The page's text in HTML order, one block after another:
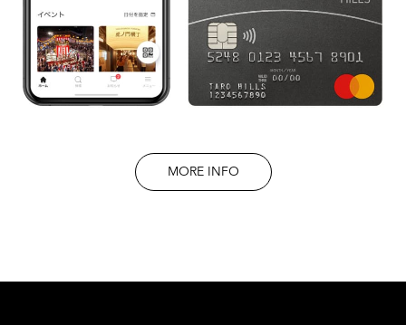
MORE INFO